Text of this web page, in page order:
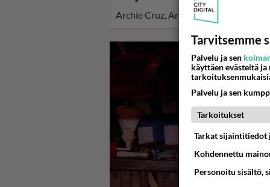
Archie Cruz, Arttu Kuosmanen, on
Tarvitsemme
Palvelu ja sen
käyttäen evästeitä
Palvelu ja sen
Tarkoitukset
Tarkat sijaintitiedot
Kohdennettu
Personoitu sisältö,